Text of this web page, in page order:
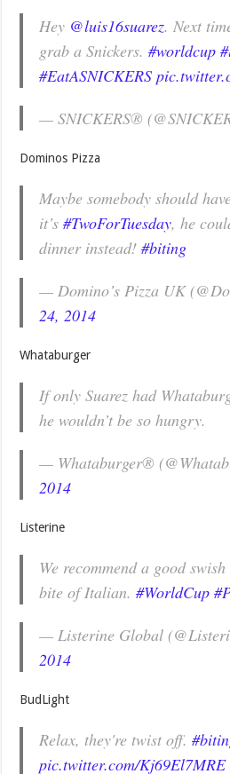
Hey @luis16suarez. Next
grab a Snickers.#worldcup
#EatASNICKERS
— SNICKERS®
Dominos Pizza
Maybe somebody should
it’s#TwoForTuesday, he
dinner instead!#biting
— Domino’s Pizza UK
24, 2014
Whataburger
If only Suarez had
he wouldn’t be so hungry.
— Whataburger®
2014
Listerine
We recommend a good
bite of Italian.#WorldCup
— Listerine Global
2014
BudLight
Relax, they're twist off.
pic.twitter.com/Kj69El7MRE